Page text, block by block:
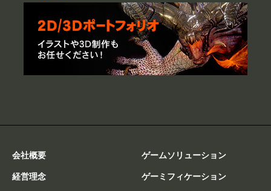
会社概要
経営理念
ゲームソリューション
ゲーミフィケーション